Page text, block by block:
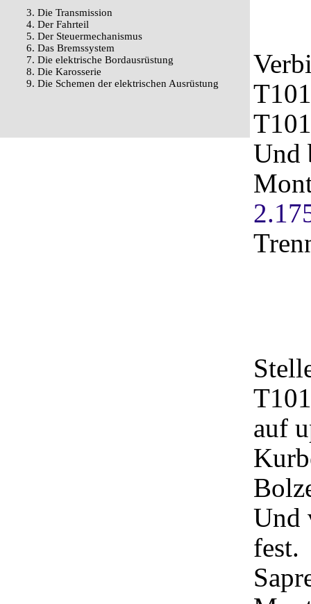
3. Die Transmission
4. Der Fahrteil
5. Der Steuermechanismus
6. Das Bremssystem
7. Die elektrische Bordausrüstung
8. Die Karosserie
9. Die Schemen der elektrischen Ausrüstung
Und
auf
Und
fest.